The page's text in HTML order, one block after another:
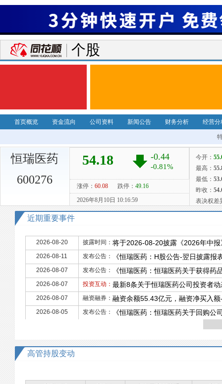
个股
首页概览 资金流向 公司资料 新闻公告 财务分析 经营分
恒瑞医药
600276